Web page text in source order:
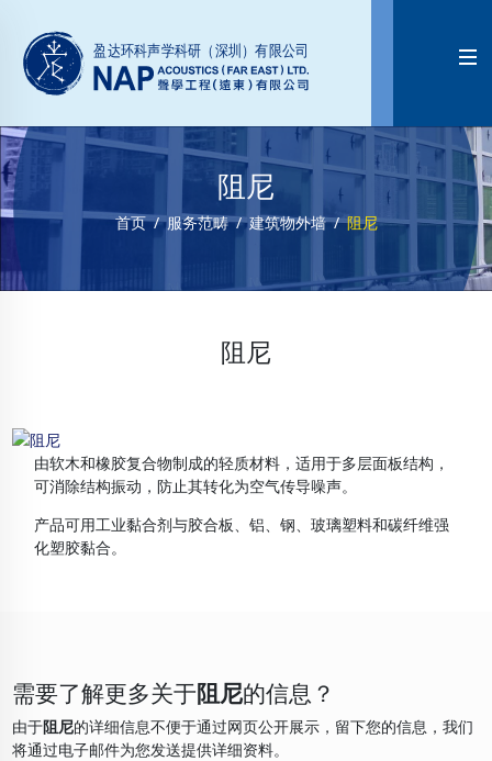

阻尼
首页 服务范畴 建筑物外墙 阻尼
阻尼
由软木和橡胶复合物制成的轻质材料，适用于多层面板结构，
可消除结构振动，防止其转化为空气传导噪声。
产品可用工业黏合剂与胶合板、铝、钢、玻璃塑料和碳纤维强
化塑胶黏合。
需要了解更多关于阻尼的信息？
由于阻尼的详细信息不便于通过网页公开展示，留下您的信息，我们
将通过电子邮件为您发送提供详细资料。